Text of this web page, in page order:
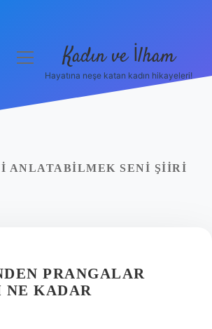
menüyü
Kadın ve İlham
Hayatına neşe katan kadın hikayeleri!
ANLATABILMEK SENI ŞIIRI
PRANGALAR
KADAR